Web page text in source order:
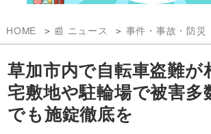
HOME 📰 ニュース 事件・事故・防災
草加市内で自転車盗難
宅敷地や駐輪場で被害
でも施錠徹底を